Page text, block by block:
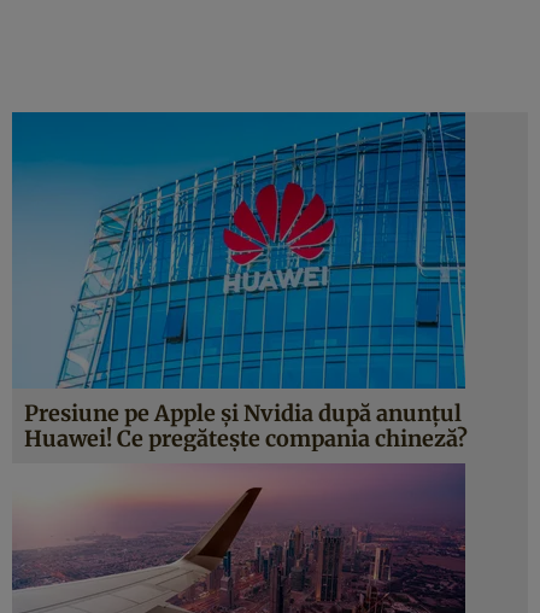
Presiune pe Apple și Nvidia după anunțul
Huawei! Ce pregătește compania chineză?